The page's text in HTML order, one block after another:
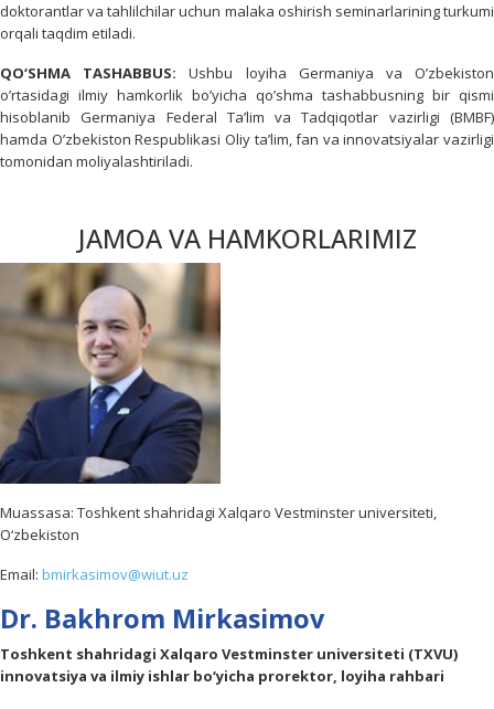
doktorantlar va tahlilchilar uchun malaka oshirish seminarlarining turkumi
orqali taqdim etiladi.
QO‘SHMA TASHABBUS: Ushbu loyiha Germaniya va O’zbekiston
o’rtasidagi ilmiy hamkorlik bo’yicha qo’shma tashabbusning bir qismi
hisoblanib Germaniya Federal Ta’lim va Tadqiqotlar vazirligi (BMBF)
hamda O’zbekiston Respublikasi Oliy ta’lim, fan va innovatsiyalar vazirligi
tomonidan moliyalashtiriladi.
JAMOA VA HAMKORLARIMIZ
Muassasa: Toshkent shahridagi Xalqaro Vestminster universiteti,
O‘zbekiston
Email: bmirkasimov@wiut.uz
Dr. Bakhrom Mirkasimov
Toshkent shahridagi Xalqaro Vestminster universiteti (TXVU)
innovatsiya va ilmiy ishlar bo‘yicha prorektor, loyiha rahbari